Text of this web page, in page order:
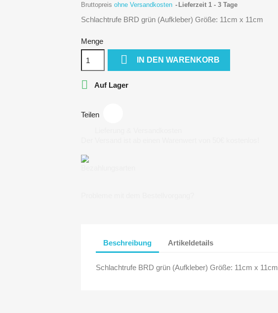
Bruttopreis ohne Versandkosten Lieferzeit 1 - 3 Tage
Schlachtrufe BRD grün (Aufkleber) Größe: 11cm x 11cm
Menge
 IN DEN WARENKORB
 Auf Lager
Teilen
Beschreibung Artikeldetails
Schlachtrufe BRD grün (Aufkleber) Größe: 11cm x 11cm